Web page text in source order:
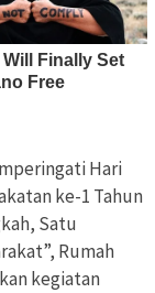
Hari
ke-1 Tahun
Satu
Rumah
kegiatan